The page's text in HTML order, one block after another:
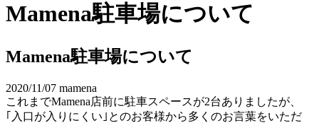
Mamena駐車場について
Mamena駐車場について
2020/11/07 mamena
これまでMamena店前に駐車スペースが2台ありましたが、
｢入口が入りにくい｣とのお客様から多くのお言葉をいただ